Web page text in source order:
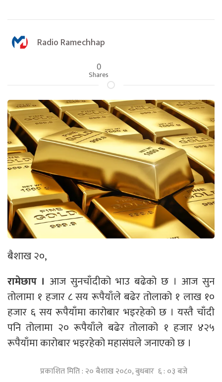
Radio Ramechhap
0
Shares
बैशाख २०,
रामेछाप । आज सुनचाँदीको भाउ बढेको छ । आज सुन
तोलामा १ हजार ८ सय रूपैयाँले बढेर तोलाको १ लाख १०
हजार ६ सय रूपैयाँमा कारोबार भइरहेको छ । यस्तै चाँदी
पनि तोलामा २० रूपैयाँले बढेर तोलाको १ हजार ४२५
रूपैयाँमा कारोबार भइरहेको महासंघले जनाएको छ ।
प्रकाशित मिति : २० बैशाख २०८०, बुधबार ६ : ०३ बजे